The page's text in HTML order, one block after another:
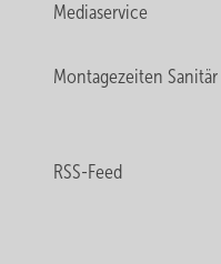
Mediaservice
Montagezeiten Sanitär
RSS-Feed